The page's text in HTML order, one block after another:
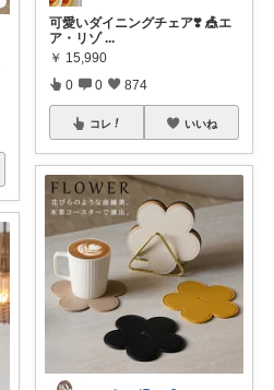
可愛いダイニングチェア❣️ 🎪エ
ア・リゾ ...
￥ 15,990
0 0 874
コレ いいね